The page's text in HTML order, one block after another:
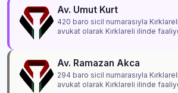
Av. Umut Kurt
420 baro sicil numarasıyla
avukat olarak Kırklareli ilinde
Av. Ramazan Akca
294 baro sicil numarasıyla
avukat olarak Kırklareli ilinde